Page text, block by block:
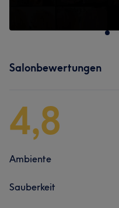
Salonbewertungen
4,8
Ambiente
Sauberkeit